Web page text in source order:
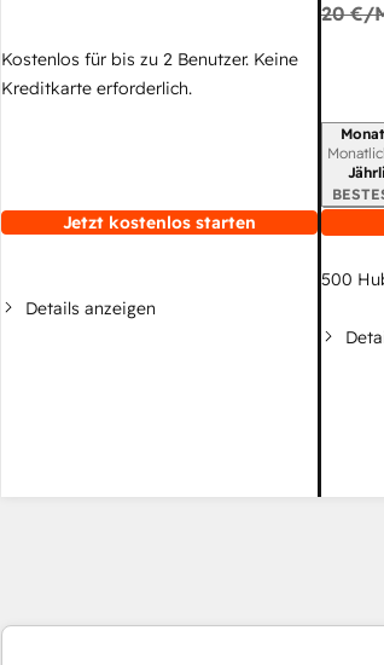
Kostenlos für bis zu 2 Benutzer. Keine
Kreditkarte erforderlich.
Jetzt kostenlos starten
Details anzeigen
20 €/
500